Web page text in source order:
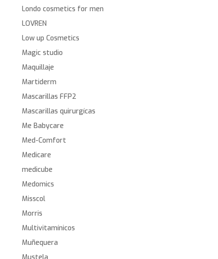
Londo cosmetics for men
LOVREN
Low up Cosmetics
Magic studio
Maquillaje
Martiderm
Mascarillas FFP2
Mascarillas quirurgícas
Me Babycare
Med-Comfort
Medicare
medicube
Medomics
Misscol
Morris
Multivitamínicos
Muñequera